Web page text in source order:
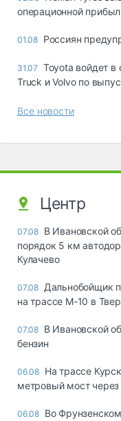
операционной
01.08 Россиян
31.07 Toyota войдет в
Truck и Volvo по
Все новости
Центр
07.08 В Ивановской
порядок 5 км
Кулачево
07.08 Дальнобойщик
на трассе М-10 в
07.08 В Ивановской
бензин
06.08 На трассе
метровый мост
06.08 Во